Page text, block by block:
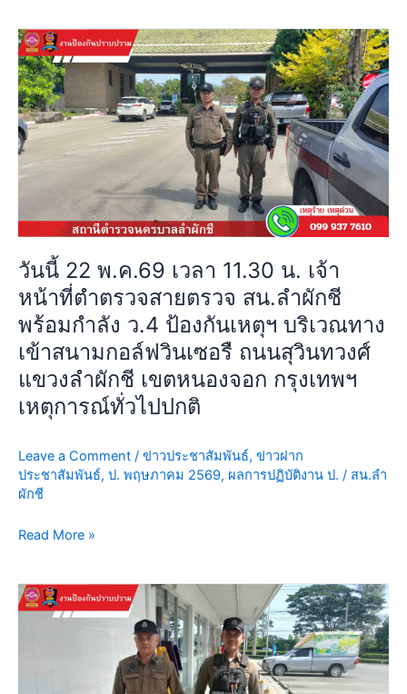
นท
วงศ์
แขวง
ลำ
ผักชี
เขต
หนองจอก
กรุงเทพฯ
วันนี้ 22 พ.ค.69 เวลา 11.30 น. เจ้า
หน้าที่ตำตรวจสายตรวจ สน.ลำผักชี
พร้อมกำลัง ว.4 ป้องกันเหตุฯ บริเวณทาง
เข้าสนามกอล์ฟวินเซอรื ถนนสุวินทวงศ์
แขวงลำผักชี เขตหนองจอก กรุงเทพฯ
เหตุการณ์ทั่วไปปกติ
Leave a Comment / ข่าวประชาสัมพันธ์, ข่าวฝาก
ประชาสัมพันธ์, ป. พฤษภาคม 2569, ผลการปฏิบัติงาน ป. / สน.ลำ
ผักชี
วัน
นี้
22
พ.ค.69
เวลา
11.30
น.
ตำ
สาย
ตรวจ
สน.ลำ
ผักชี
กำลัง
ว.4
เห
ตุฯ
บริเวณ
เข้า
กอล์ฟ
วิน
Read More »
วัน
นี้